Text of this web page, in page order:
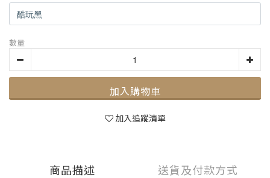
數量
加入購物車
加入追蹤清單
商品描述 送貨及付款方式